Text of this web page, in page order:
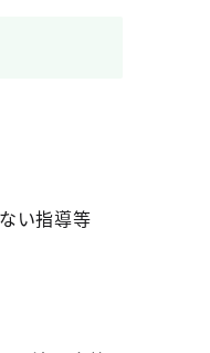
い指導等